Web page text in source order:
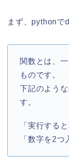
まず、pythonで
関数とは、
ものです。
下記のよう
す。
「実行する
「数字を2